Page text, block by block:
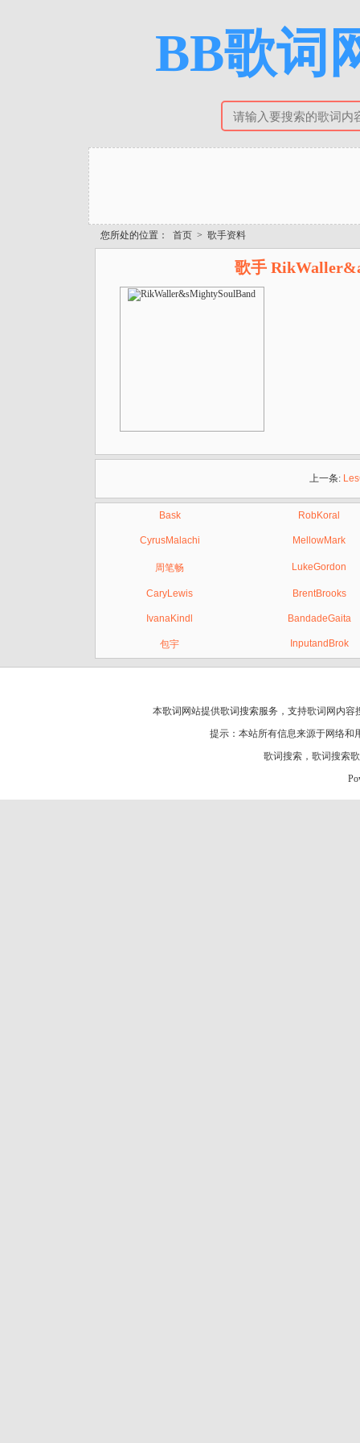
BB歌词
您所处的位置： 首页 > 歌手资料
歌手
上一条:
Bask RobKoral
CyrusMalachi MellowMark
周笔畅 LukeGordon
CaryLewis BrentBrooks
IvanaKindl BandadeGaita
包宇 InputandBrok
本歌词网站提供歌词搜索服务，支持歌词网 内容
提示：本站所有信息来源于网络
歌词搜索 ， 歌词搜索